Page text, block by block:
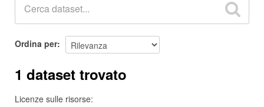
Ordina per
1 dataset trovato
Licenze sulle risorse: